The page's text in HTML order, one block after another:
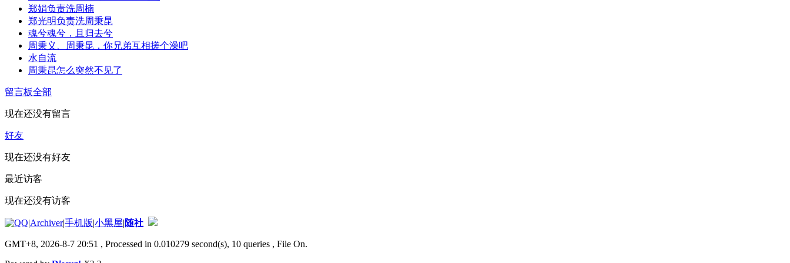
郑娟负责洗周楠
郑光明负责洗周秉昆
魂兮魂兮，且归去兮
周秉义、周秉昆，你兄弟互相搓个澡吧
水自流
周秉昆怎么突然不见了
留言板全部
现在还没有留言
好友
现在还没有好友
最近访客
现在还没有访客
|Archiver|手机版|小黑屋|随社
GMT+8, 2026-8-7 20:51 , Processed in 0.010279 second(s), 10 queries , File On.